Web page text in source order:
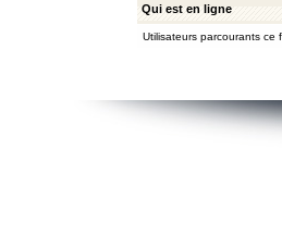
Qui est en ligne
Utilisateurs parcourants ce